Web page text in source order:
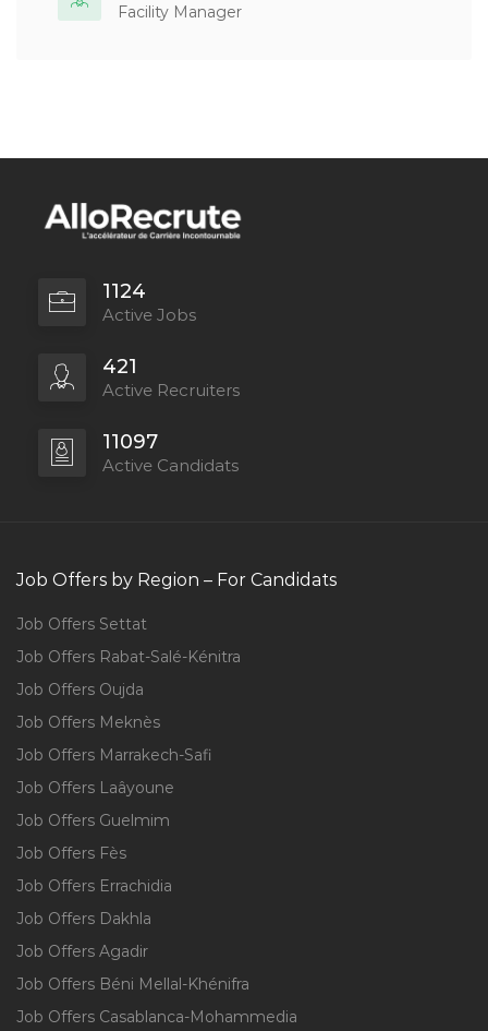
Facility Manager
1124
Active Jobs
421
Active Recruiters
11097
Active Candidats
Job Offers by Region – For Candidats
Job Offers Settat
Job Offers Rabat-Salé-Kénitra
Job Offers Oujda
Job Offers Meknès
Job Offers Marrakech-Safi
Job Offers Laâyoune
Job Offers Guelmim
Job Offers Fès
Job Offers Errachidia
Job Offers Dakhla
Job Offers Agadir
Job Offers Béni Mellal-Khénifra
Job Offers Casablanca-Mohammedia